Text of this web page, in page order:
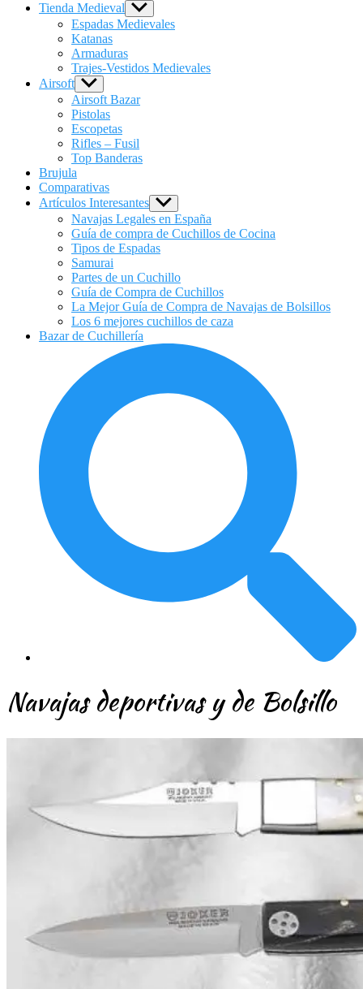
Tienda Medieval Show
sub
menu
Espadas Medievales
Katanas
Armaduras
Trajes-Vestidos Medievales
Airsoft Show
sub
menu
Airsoft Bazar
Pistolas
Escopetas
Rifles – Fusil
Top Banderas
Brujula
Comparativas
Artículos Interesantes Show
sub
menu
Navajas Legales en España
Guía de compra de Cuchillos de Cocina
Tipos de Espadas
Samurai
Partes de un Cuchillo
Guía de Compra de Cuchillos
La Mejor Guía de Compra de Navajas de Bolsillos
Los 6 mejores cuchillos de caza
Bazar de Cuchillería
Navajas deportivas y de Bolsillo